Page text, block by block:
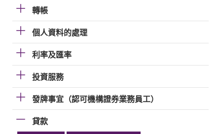
轉帳
個人資料的處理
利率及匯率
投資服務
發牌事宜（認可機構證券業務員工）
貸款